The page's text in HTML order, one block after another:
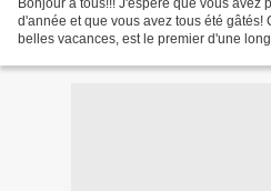
Bonjour à tous!!! J'espère que vous avez
d'année et que vous avez tous été gâtés!
belles vacances, est le premier d'une